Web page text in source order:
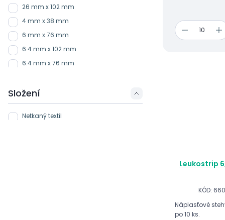
26 mm x 102 mm
4 mm x 38 mm
6 mm x 76 mm
6.4 mm x 102 mm
6.4 mm x 76 mm
Složení
Netkaný textil
Leukostrip
KÓD:
Náplasťové
po 10 ks.